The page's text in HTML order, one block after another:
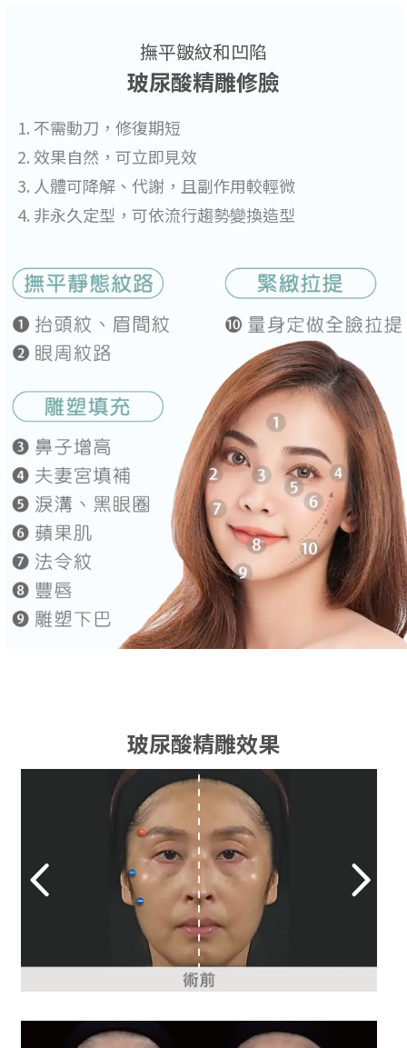
撫平皺紋和凹陷
玻尿酸精雕修臉
不需動刀，修復期短
效果自然，可立即見效
人體可降解、代謝，且副作用較輕微
非永久定型，可依流行趨勢變換造型
玻尿酸精雕效果